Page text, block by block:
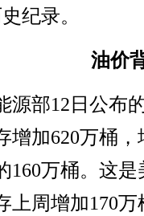
纪录。
油价
部12日公布的
增加620万桶
160万桶。这
上周增加170